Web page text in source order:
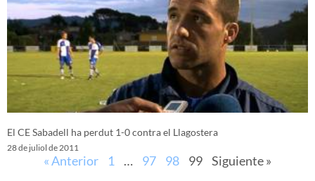
El CE Sabadell ha perdut 1-0 contra el Llagostera
28 de juliol de 2011
« Anterior 1 … 97 98 99 Siguiente »